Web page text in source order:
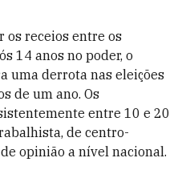
os receios entre os
14 anos no poder, o
uma derrota nas eleições
de um ano. Os
entre 10 e 20
de centro-
opinião a nível nacional.